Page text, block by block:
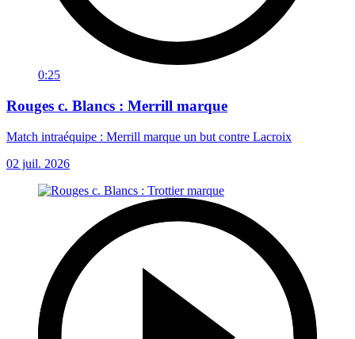
0:25
Rouges c. Blancs : Merrill marque
Match intraéquipe : Merrill marque un but contre Lacroix
02 juil. 2026